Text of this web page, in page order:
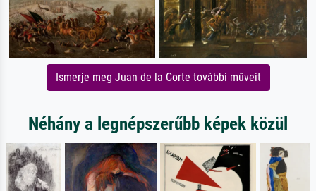
Ismerje meg Juan de la Corte további műveit
Néhány a legnépszerűbb képek közül